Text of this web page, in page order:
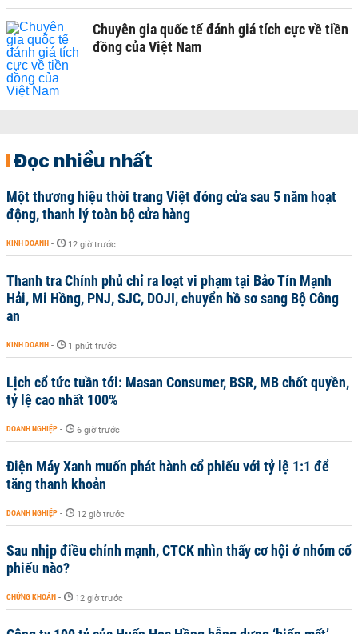
Chuyên gia quốc tế đánh giá tích cực về tiền
đồng của Việt Nam
Đọc nhiều nhất
Một thương hiệu thời trang Việt đóng cửa sau 5 năm hoạt
động, thanh lý toàn bộ cửa hàng
KINH DOANH - 12 giờ trước
Thanh tra Chính phủ chỉ ra loạt vi phạm tại Bảo Tín Mạnh
Hải, Mi Hồng, PNJ, SJC, DOJI, chuyển hồ sơ sang Bộ Công
an
KINH DOANH - 1 phút trước
Lịch cổ tức tuần tới: Masan Consumer, BSR, MB chốt quyền,
tỷ lệ cao nhất 100%
DOANH NGHIỆP - 6 giờ trước
Điện Máy Xanh muốn phát hành cổ phiếu với tỷ lệ 1:1 để
tăng thanh khoản
DOANH NGHIỆP - 12 giờ trước
Sau nhịp điều chỉnh mạnh, CTCK nhìn thấy cơ hội ở nhóm cổ
phiếu nào?
CHỨNG KHOÁN - 12 giờ trước